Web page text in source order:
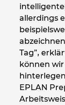
allerdings
Tag”,
können
EPLAN